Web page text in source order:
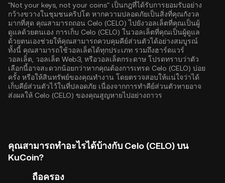
"Not your keys, not your coins" เป็นกฎที่ได้รับการยอมรับอย่าง
กว้างขวางในชุมชนคริปโต หากความปลอดภัยเป็นสิ่งที่คุณกังวล
มากที่สุด คุณสามารถถอน Celo (CELO) ไปยังวอลเล็ตที่คุณเป็นผู้
ดูแลด้วยตนเอง การเก็บ Celo (CELO) ในวอลเล็ตที่คุณเป็นผู้ดูแล
ด้วยตนเองช่วยให้คุณสามารถควบคุมคีย์ส่วนตัวได้อย่างสมบูรณ์
ทั้งนี้ คุณสามารถใช้วอลเล็ตได้ทุกประเภท รวมถึงฮาร์ดแวร์
วอลเล็ต, วอลเล็ต Web3, หรือวอลเล็ตกระดาษ โปรดทราบว่าตัว
เลือกนี้อาจสะดวกน้อยกว่าหากคุณต้องการเทรด Celo (CELO) บ่อย
ครั้ง หรือให้สินทรัพย์ของคุณทำงาน โดยตรวจสอบให้แน่ใจว่าได้
เก็บคีย์ส่วนตัวไว้ในที่ปลอดภัย เนื่องจากการทำคีย์ส่วนตัวหายอาจ
ส่งผลให้ Celo (CELO) ของคุณสูญหายไปอย่างถาวร
คุณสามารถทำอะไรได้บ้างกับ Celo (CELO) บน
KuCoin?
ถือครอง